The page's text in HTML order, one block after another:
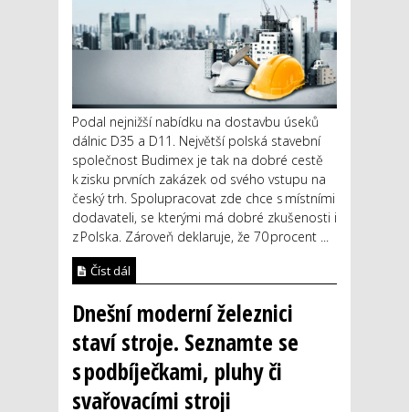
Podal nejnižší nabídku na dostavbu úseků
dálnic D35 a D11. Největší polská stavební
společnost Budimex je tak na dobré cestě
k zisku prvních zakázek od svého vstupu na
český trh. Spolupracovat zde chce s místními
dodavateli, se kterými má dobré zkušenosti i
z Polska. Zároveň deklaruje, že 70 procent ...
Číst dál
Dnešní moderní železnici
staví stroje. Seznamte se
s podbíječkami, pluhy či
svařovacími stroji